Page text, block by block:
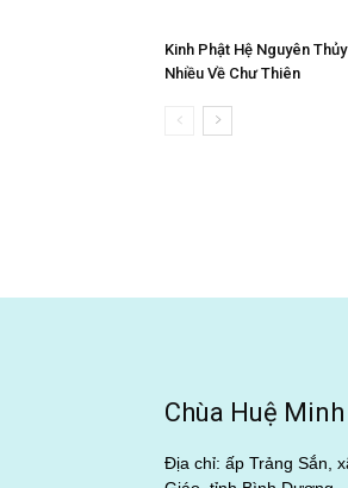
Kinh Phật Hệ Nguyên
Nhiều Về Chư Thiên
Chùa Huệ Minh
Địa chỉ: ấp Trảng Sắn,